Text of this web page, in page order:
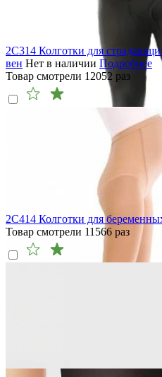
2C314 Колготки для
вен Нет в наличии Подробнее
Товар смотрели 12052 раз
2C414 Колготки для
Товар смотрели 11566 раз